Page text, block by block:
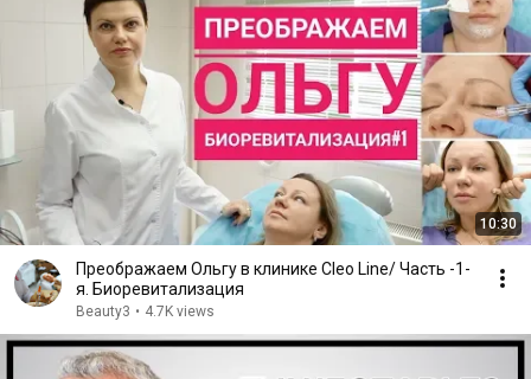
10:30
Преображаем Ольгу в клинике Cleo Line/ Часть -1-
я. Биоревитализация
Beauty3 • 4.7K views